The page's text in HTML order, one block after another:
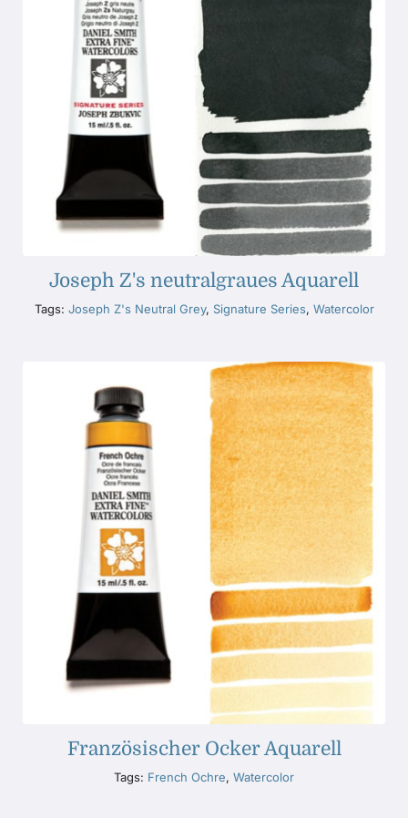
Joseph Z's neutralgraues Aquarell
Tags: Joseph Z's Neutral Grey, Signature Series, Watercolor
Französischer Ocker Aquarell
Tags: French Ochre, Watercolor